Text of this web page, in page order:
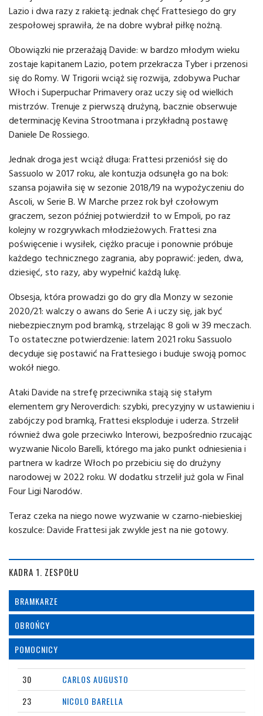
Lazio i dwa razy z rakietą: jednak chęć Frattesiego do gry
zespołowej sprawiła, że ​​na dobre wybrał piłkę nożną.
Obowiązki nie przerażają Davide: w bardzo młodym wieku
zostaje kapitanem Lazio, potem przekracza Tyber i przenosi
się do Romy. W Trigorii wciąż się rozwija, zdobywa Puchar
Włoch i Superpuchar Primavery oraz uczy się od wielkich
mistrzów. Trenuje z pierwszą drużyną, bacznie obserwuje
determinację Kevina Strootmana i przykładną postawę
Daniele De Rossiego.
Jednak droga jest wciąż długa: Frattesi przeniósł się do
Sassuolo w 2017 roku, ale kontuzja odsunęła go na bok:
szansa pojawiła się w sezonie 2018/19 na wypożyczeniu do
Ascoli, w Serie B. W Marche przez rok był czołowym
graczem, sezon później potwierdził to w Empoli, po raz
kolejny w rozgrywkach młodzieżowych. Frattesi zna
poświęcenie i wysiłek, ciężko pracuje i ponownie próbuje
każdego technicznego zagrania, aby poprawić: jeden, dwa,
dziesięć, sto razy, aby wypełnić każdą lukę.
Obsesja, która prowadzi go do gry dla Monzy w sezonie
2020/21: walczy o awans do Serie A i uczy się, jak być
niebezpiecznym pod bramką, strzelając 8 goli w 39 meczach.
To ostateczne potwierdzenie: latem 2021 roku Sassuolo
decyduje się postawić na Frattesiego i buduje swoją pomoc
wokół niego.
Ataki Davide na strefę przeciwnika stają się stałym
elementem gry Neroverdich: szybki, precyzyjny w ustawieniu i
zabójczy pod bramką, Frattesi eksploduje i uderza. Strzelił
również dwa gole przeciwko Interowi, bezpośrednio rzucając
wyzwanie Nicolo Barelli, którego ma jako punkt odniesienia i
partnera w kadrze Włoch po przebiciu się do drużyny
narodowej w 2022 roku. W dodatku strzelił już gola w Final
Four Ligi Narodów.
Teraz czeka na niego nowe wyzwanie w czarno-niebieskiej
koszulce: Davide Frattesi jak zwykle jest na nie gotowy.
KADRA 1. ZESPOŁU
BRAMKARZE
OBROŃCY
POMOCNICY
30
CARLOS AUGUSTO
23
NICOLO BARELLA